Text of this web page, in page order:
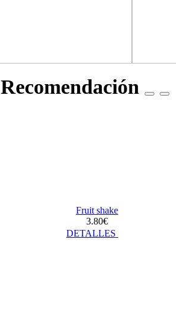
Recomendación
Fruit shake
3.80€
DETALLES